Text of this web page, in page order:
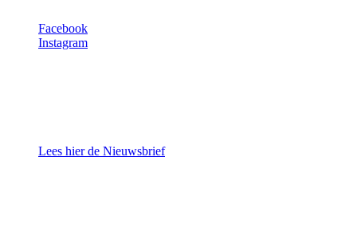
Facebook
Instagram
Lees hier de Nieuwsbrief